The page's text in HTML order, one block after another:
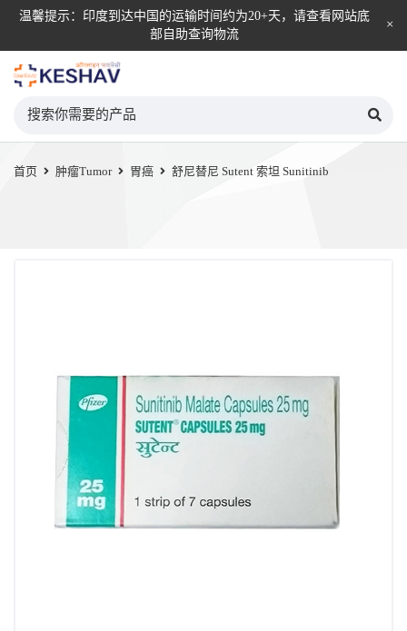
温馨提示：印度到达中国的运输时间约为20+天，请查看网站底
部自助查询物流
首页 肿瘤Tumor 胃癌 舒尼替尼 Sutent 索坦 Sunitinib